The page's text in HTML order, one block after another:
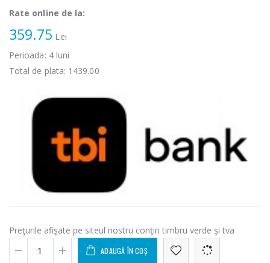
Rate online de la:
359.75 Lei
Perioada: 4luni
Total de plata: 1439.00
Preţurile afişate pe siteul nostru conţin timbru verde şi tva
ADAUGĂ ÎN COȘ
199,00 Lei